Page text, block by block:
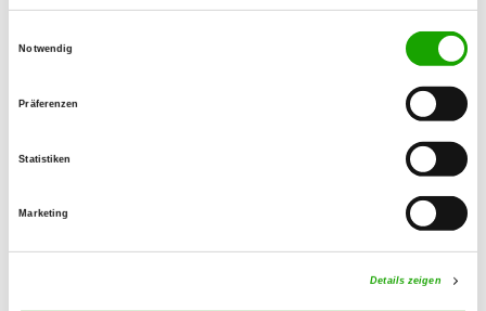
Notwendig
Präferenzen
Statistiken
Marketing
Details zeigen
OG - Vellahn
Details
Wittenburger Str. 55
Details
OG - Leisterförde